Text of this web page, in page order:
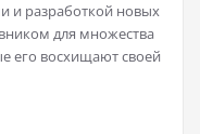
и разработкой новых
для множества
его восхищают своей